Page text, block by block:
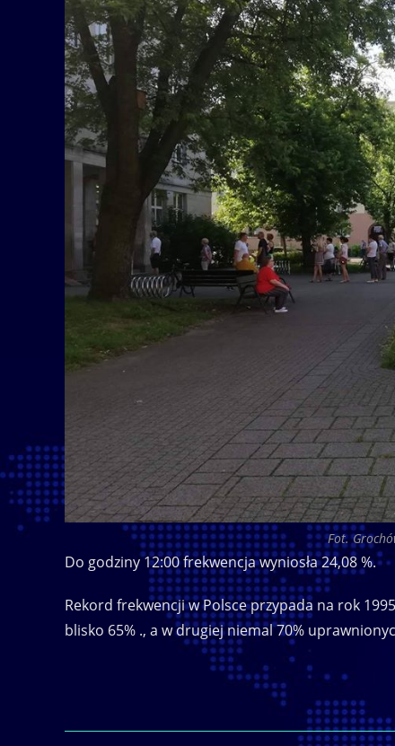
Fot.
Do godziny 12:00 frekwencja wyniosła 24,08 %.
Rekord frekwencji w Polsce przypada na rok
blisko 65% ., a w drugiej niemal 70%